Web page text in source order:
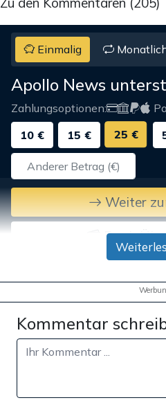
Einmalig
Apollo News
Zahlungsoptionen:
10 €
15 € 25 €
Weiter
Bank-
Kommentar